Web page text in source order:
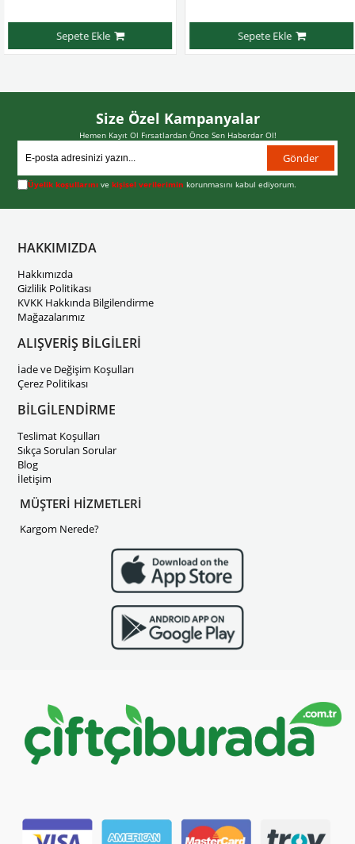
Sepete Ekle Sepete Ekle
Size Özel Kampanyalar
Hemen Kayıt Ol Fırsatlardan Önce Sen Haberdar Ol!
Gönder
Üyelik koşullarını vekişisel verilerimin korunmasını kabul ediyorum.
HAKKIMIZDA
Hakkımızda
Gizlilik Politikası
KVKK Hakkında Bilgilendirme
Mağazalarımız
ALIŞVERİŞ BİLGİLERİ
İade ve Değişim Koşulları
Çerez Politikası
BİLGİLENDİRME
Teslimat Koşulları
Sıkça Sorulan Sorular
Blog
İletişim
MÜŞTERİ HİZMETLERİ
Kargom Nerede?